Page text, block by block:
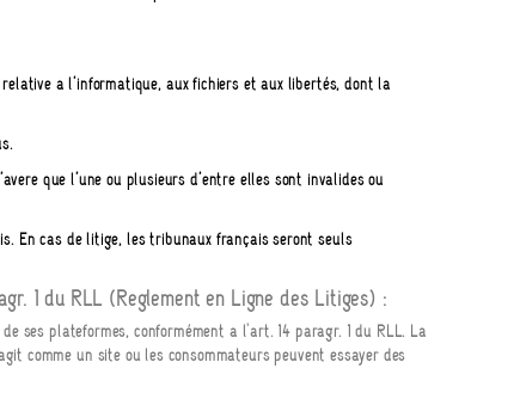
à l’informatique, aux fichiers et aux libertés, dont la
que l’une ou plusieurs d’entre elles sont invalides ou
En cas de litige, les tribunaux français seront seuls
1 du RLL (Règlement en Ligne des Litiges) :
ses plateformes, conformément à l'art. 14 paragr. 1 du RLL. La
comme un site où les consommateurs peuvent essayer des